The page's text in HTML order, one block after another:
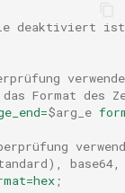
deaktiviert
Format
$arg_e
;